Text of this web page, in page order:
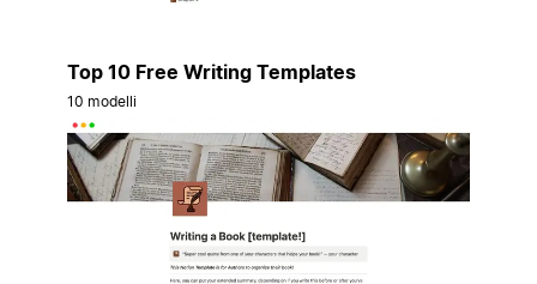
Top 10 Free Writing Templates
10 modelli